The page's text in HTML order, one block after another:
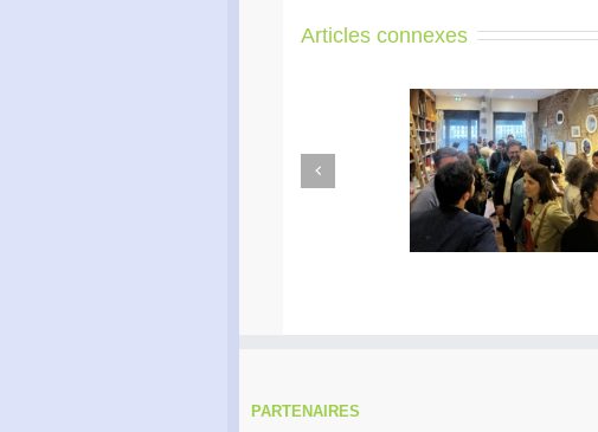
Articles connexes
Previous
PARTENAIRES